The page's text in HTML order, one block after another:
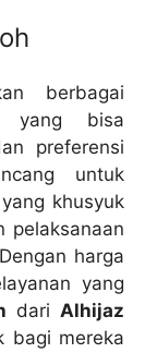
berbagai
yang bisa
preferensi
untuk
khusyuk
pelaksanaan
harga
yang
dariAlhijaz
bagi mereka